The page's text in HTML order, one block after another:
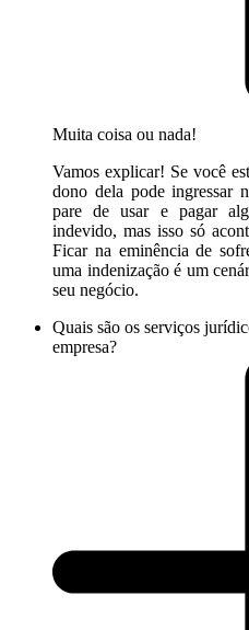
Muita coisa ou nada!
Vamos explicar! Se você
dono dela pode ingressar
pare de usar e pagar
indevido, mas isso só
Ficar na eminência de
uma indenização é um
seu negócio.
Quais são os serviços
empresa?